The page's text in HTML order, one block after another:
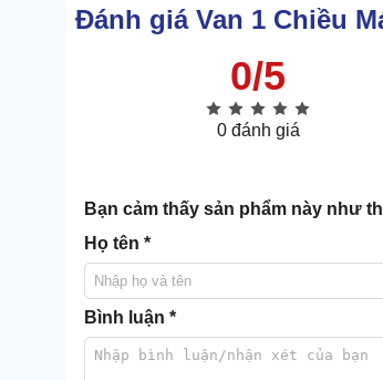
2. Cấu tạo, nguyên lý vận
Để mua van 1 chiều tốt nhất, tương
nhau tạo thành kết cấu siêu bền:
Đánh giá Van 1 Chiều
0/5
0 đánh giá
Bạn cảm thấy sản phẩm này như
Họ tên *
Bình luận *